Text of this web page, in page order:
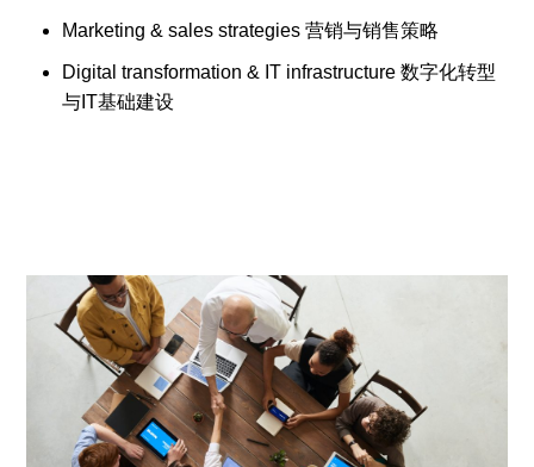
Marketing & sales strategies 营销与销售策略
Digital transformation & IT infrastructure 数字化转型
与IT基础建设